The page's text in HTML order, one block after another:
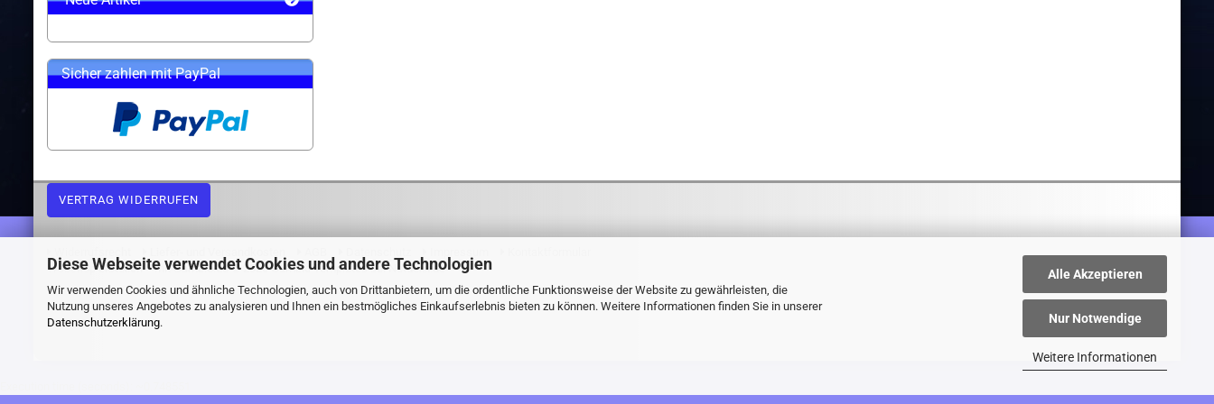
Diese Webseite verwendet Cookies und andere Technologien
Wir verwenden Cookies und ähnliche Technologien, auch von Drittanbietern, um die ordentliche Funktionsweise der Website zu gewährleisten, die
Nutzung unseres Angebotes zu analysieren und Ihnen ein bestmögliches Einkaufserlebnis bieten zu können. Weitere Informationen finden Sie in unserer
Datenschutzerklärung.
Alle Akzeptieren
Nur Notwendige
Weitere Informationen
Sicher zahlen mit PayPal
VERTRAG WIDERRUFEN
Webshop erstellen
mit Gambio.de © 2026 Gambio Templates beiNetdexx.de